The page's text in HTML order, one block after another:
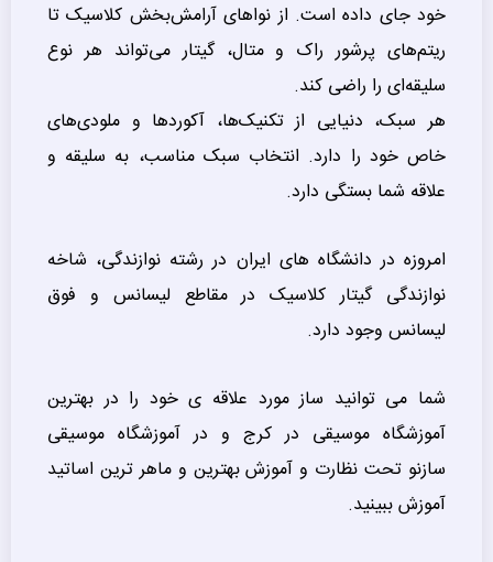
خود جای داده است. از نواهای آرامش‌بخش کلاسیک تا
ریتم‌های پرشور راک و متال، گیتار می‌تواند هر نوع
سلیقه‌ای را راضی کند.
هر سبک، دنیایی از تکنیک‌ها، آکوردها و ملودی‌های
خاص خود را دارد. انتخاب سبک مناسب، به سلیقه و
علاقه شما بستگی دارد.
امروزه در دانشگاه های ایران در رشته نوازندگی، شاخه
نوازندگی گیتار کلاسیک در مقاطع لیسانس و فوق
لیسانس وجود دارد.
شما می توانید ساز مورد علاقه ی خود را در بهترین
آموزشگاه موسیقی در کرج و در آموزشگاه موسیقی
سازنو تحت نظارت و آموزش بهترین و ماهر ترین اساتید
آموزش ببینید.